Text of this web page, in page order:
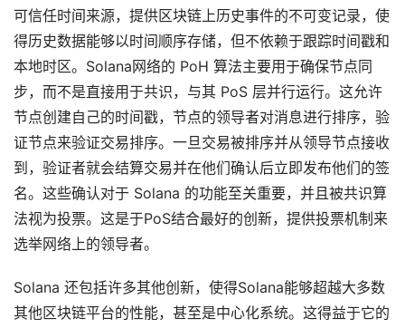
可信任时间来源，提供区块链上历史事件的不可变记录，使
得历史数据能够以时间顺序存储，但不依赖于跟踪时间戳和
本地时区。Solana网络的 PoH 算法主要用于确保节点同
步，而不是直接用于共识，与其 PoS 层并行运行。这允许
节点创建自己的时间戳，节点的领导者对消息进行排序，验
证节点来验证交易排序。一旦交易被排序并从领导节点接收
到，验证者就会结算交易并在他们确认后立即发布他们的签
名。这些确认对于 Solana 的功能至关重要，并且被共识算
法视为投票。这是于PoS结合最好的创新，提供投票机制来
选举网络上的领导者。
Solana 还包括许多其他创新，使得Solana能够超越大多数
其他区块链平台的性能，甚至是中心化系统。这得益于它的